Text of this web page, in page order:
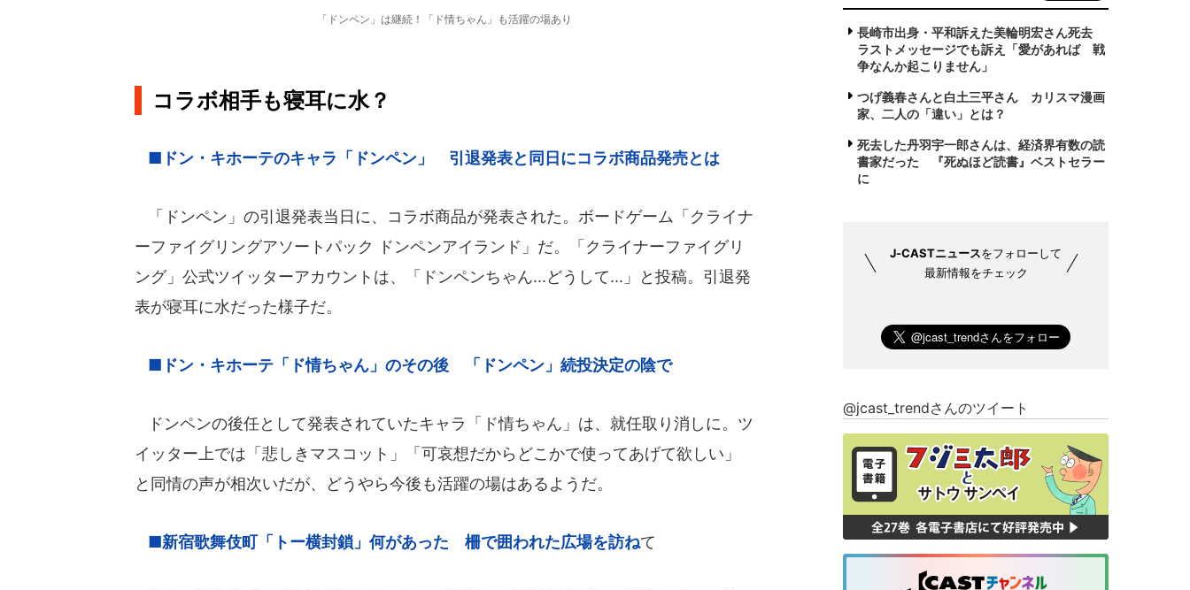
「ドンペン」は継続！「ド情ちゃん」も活躍の場あり
コラボ相手も寝耳に水？
■ドン・キホーテのキャラ「ドンペン」 引退発表と同日にコラボ商品発売とは
「ドンペン」の引退発表当日に、コラボ商品が発表された。ボードゲーム「クライナ
ーファイグリングアソートパック ドンペンアイランド」だ。「クライナーファイグリ
ング」公式ツイッターアカウントは、「ドンペンちゃん...どうして...」と投稿。引退発
表が寝耳に水だった様子だ。
■ドン・キホーテ「ド情ちゃん」のその後 「ドンペン」続投決定の陰で
ドンペンの後任として発表されていたキャラ「ド情ちゃん」は、就任取り消しに。ツ
イッター上では「悲しきマスコット」「可哀想だからどこかで使ってあげて欲しい」
と同情の声が相次いだが、どうやら今後も活躍の場はあるようだ。
■新宿歌舞伎町「トー横封鎖」何があった 柵で囲われた広場を訪ねて
長崎市出身・平和訴えた美輪明宏さん死去
ラストメッセージでも訴え「愛があれば 戦
争なんか起こりません」
つげ義春さんと白土三平さん カリスマ漫画
家、二人の「違い」とは？
死去した丹羽宇一郎さんは、経済界有数の読
書家だった 『死ぬほど読書』ベストセラー
に
J-CASTニュースをフォローして
最新情報をチェック
@jcast_trendさんのツイート